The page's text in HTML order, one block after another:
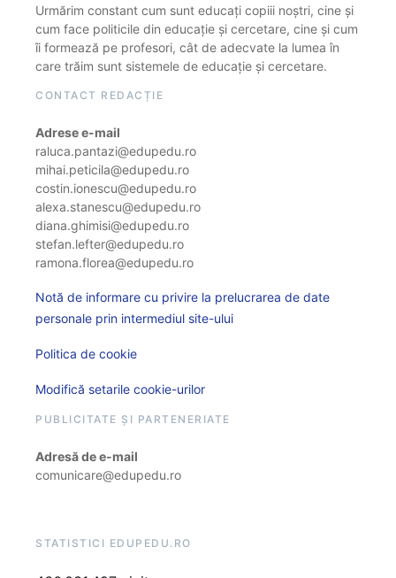
Urmărim constant cum sunt educați copiii noștri, cine și
cum face politicile din educație și cercetare, cine și cum
îi formează pe profesori, cât de adecvate la lumea în
care trăim sunt sistemele de educație și cercetare.
CONTACT REDACȚIE
Adrese e-mail
raluca.pantazi@edupedu.ro
mihai.peticila@edupedu.ro
costin.ionescu@edupedu.ro
alexa.stanescu@edupedu.ro
diana.ghimisi@edupedu.ro
stefan.lefter@edupedu.ro
ramona.florea@edupedu.ro
Notă de informare cu privire la prelucrarea de date
personale prin intermediul site-ului
Politica de cookie
Modifică setarile cookie-urilor
PUBLICITATE ȘI PARTENERIATE
Adresă de e-mail
comunicare@edupedu.ro
STATISTICI EDUPEDU.RO